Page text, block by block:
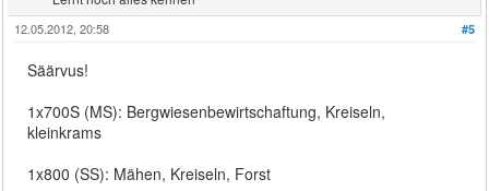
#5
12.05.2012, 20:58
Säärvus!
1x700S (MS): Bergwiesenbewirtschaftung, Kreiseln,
kleinkrams
1x800 (SS): Mähen, Kreiseln, Forst